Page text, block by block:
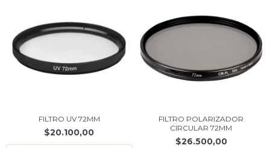
FILTRO UV 72MM
$20.100,00
FILTRO POLARIZADOR
CIRCULAR 72MM
$26.500,00